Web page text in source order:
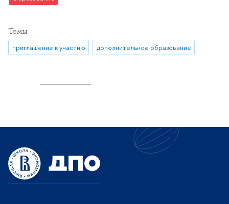
Темы
приглашение к участию дополнительное образование